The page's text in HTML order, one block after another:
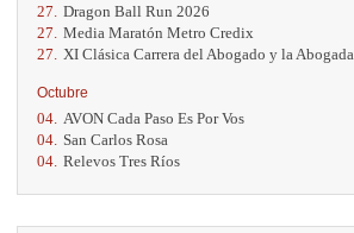
27. Dragon Ball Run 2026
27. Media Maratón Metro Credix
27.
XI Clásica Carrera del Abogado y la Abogada
Octubre
04. AVON Cada Paso Es Por Vos
04. San Carlos Rosa
04. Relevos Tres Ríos
17. Caribe Paradise Run